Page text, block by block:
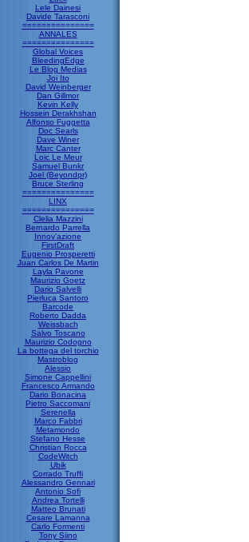
Lele Dainesi
Davide Tarasconi
===============
ANNALES
===============
Global Voices
BleedingEdge
Le Blog Medias
Joi Ito
David Weinberger
Dan Gillmor
Kevin Kelly
Hossein Derakhshan
Alfonso Fuggetta
Doc Searls
Dave Winer
Marc Canter
Loic Le Meur
Samuel Bunkr
Joel (Beyondpr)
Bruce Sterling
===============
LINX
===============
Clelia Mazzini
Bernardo Parrella
Innov'azione
FirstDraft
Eugenio Prosperetti
Juan Carlos De Martin
Layla Pavone
Maurizio Goetz
Dario Salvelli
Pierluca Santoro
Barcode
Roberto Dadda
Weissbach
Salvo Toscano
Maurizio Codogno
La bottega del torchio
Mastroblog
Alessio
Simone Cappellini
Francesco Armando
Dario Bonacina
Pietro Saccomani
Serenella
Marco Fabbri
Metamondo
Stefano Hesse
Christian Rocca
CodeWitch
Ubik
Corrado Truffi
Alessandro Gennari
Antonio Sofi
Andrea Tortelli
Matteo Brunati
Cesare Lamanna
Carlo Formenti
Tony Siino